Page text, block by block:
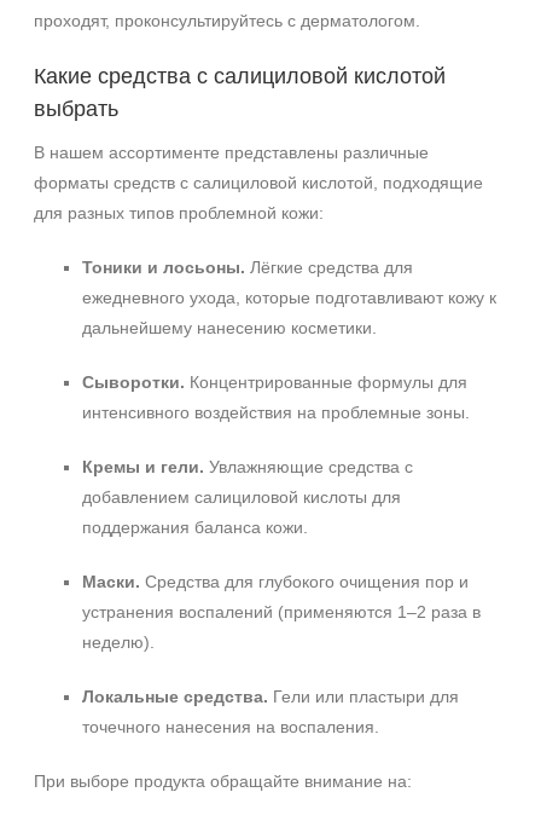
проходят, проконсультируйтесь с дерматологом.
Какие средства с салициловой кислотой
выбрать
В нашем ассортименте представлены различные
форматы средств с салициловой кислотой, подходящие
для разных типов проблемной кожи:
Тоники и лосьоны. Лёгкие средства для
ежедневного ухода, которые подготавливают кожу к
дальнейшему нанесению косметики.
Сыворотки. Концентрированные формулы для
интенсивного воздействия на проблемные зоны.
Кремы и гели. Увлажняющие средства с
добавлением салициловой кислоты для
поддержания баланса кожи.
Маски. Средства для глубокого очищения пор и
устранения воспалений (применяются 1–2 раза в
неделю).
Локальные средства. Гели или пластыри для
точечного нанесения на воспаления.
При выборе продукта обращайте внимание на: